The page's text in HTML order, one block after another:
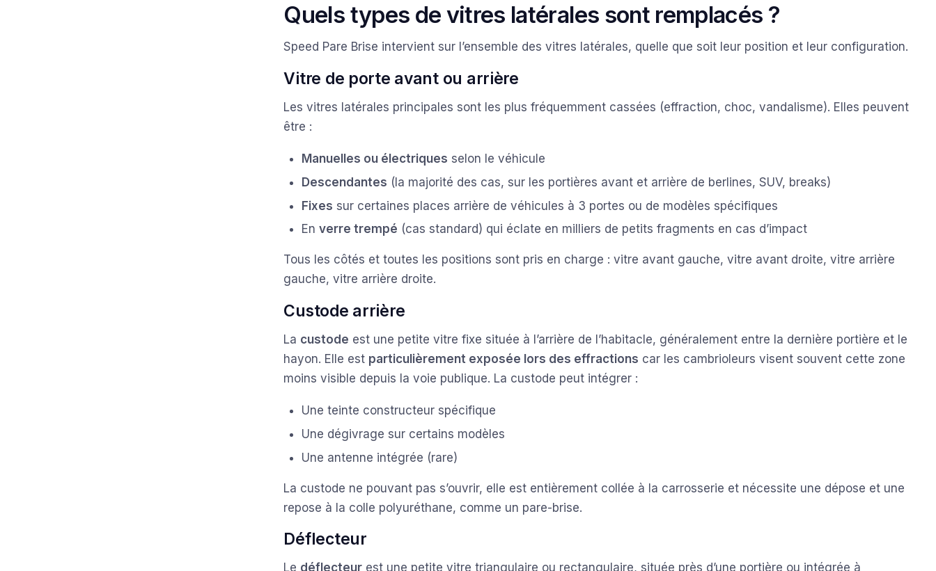
Quels types de vitres latérales sont remplacés ?
Speed Pare Brise intervient sur l’ensemble des vitres latérales, quelle que soit leur position et leur configuration.
Vitre de porte avant ou arrière
Les vitres latérales principales sont les plus fréquemment cassées (effraction, choc, vandalisme). Elles peuvent
être :
Manuelles ou électriques selon le véhicule
Descendantes (la majorité des cas, sur les portières avant et arrière de berlines, SUV, breaks)
Fixes sur certaines places arrière de véhicules à 3 portes ou de modèles spécifiques
En verre trempé (cas standard) qui éclate en milliers de petits fragments en cas d’impact
Tous les côtés et toutes les positions sont pris en charge : vitre avant gauche, vitre avant droite, vitre arrière
gauche, vitre arrière droite.
Custode arrière
La custode est une petite vitre fixe située à l’arrière de l’habitacle, généralement entre la dernière portière et le
hayon. Elle est particulièrement exposée lors des effractions car les cambrioleurs visent souvent cette zone
moins visible depuis la voie publique. La custode peut intégrer :
Une teinte constructeur spécifique
Une dégivrage sur certains modèles
Une antenne intégrée (rare)
La custode ne pouvant pas s’ouvrir, elle est entièrement collée à la carrosserie et nécessite une dépose et une
repose à la colle polyuréthane, comme un pare-brise.
Déflecteur
Le déflecteur est une petite vitre triangulaire ou rectangulaire, située près d’une portière ou intégrée à